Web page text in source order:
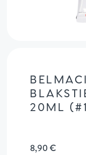
20ML
8,90€